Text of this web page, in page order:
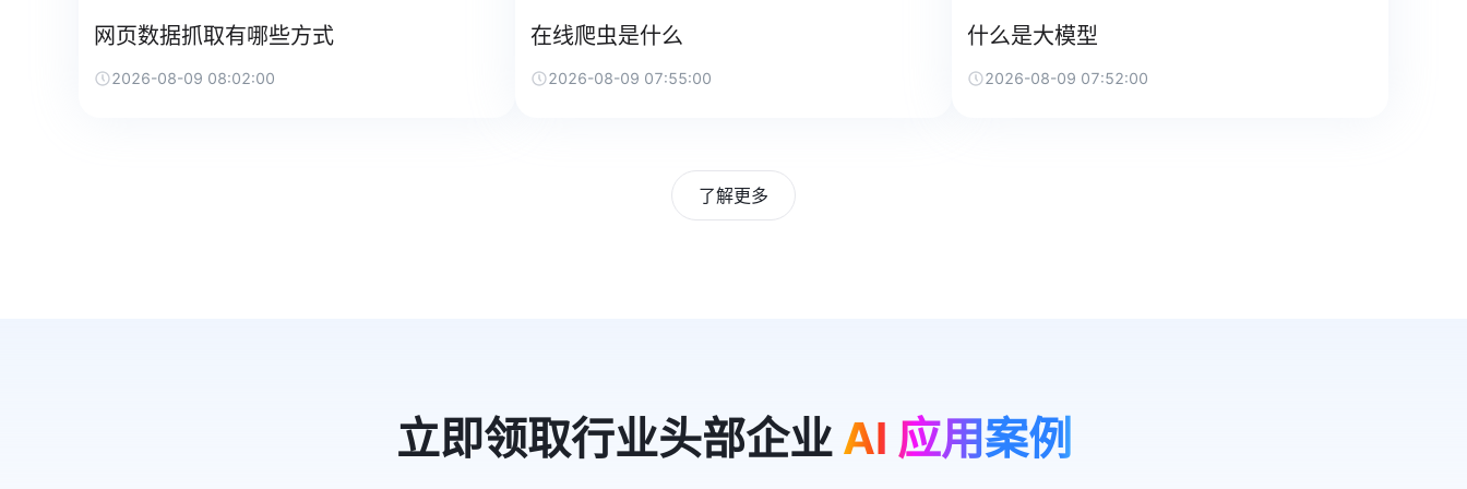
网页数据抓取有哪些方式
2026-08-09 08:02:00
在线爬虫是什么
2026-08-09 07:55:00
什么是大模型
2026-08-09 07:52:00
了解更多
立即领取行业头部企业 AI 应用案例